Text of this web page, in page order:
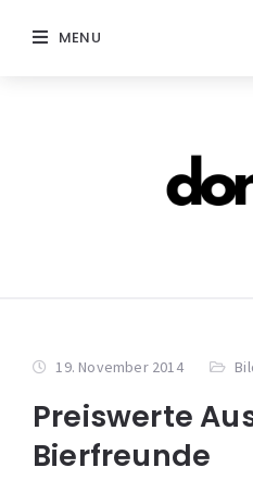
MENU
19. November 2014
Preiswerte
Bierfreunde